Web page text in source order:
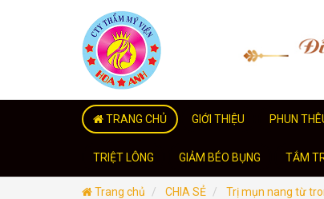
TRANG CHỦ GIỚI THIỆU PHUN
TRIỆT LÔNG GIẢM BÉO BỤNG TẮM
Trang chủ CHIA SẺ Trị mụn nang từ